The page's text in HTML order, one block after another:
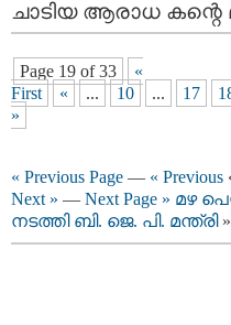
ചാടിയ ആരാധ
Page 19 of 33
«
First
« ... 10 ... 17
»
« Previous Page — « Previous
Next » — Next Page » മഴ
നടത്തി ബി. ജെ. പി. മന്ത്രി»